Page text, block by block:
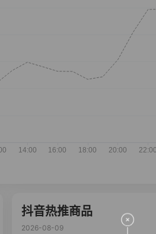
抖音热推商品
2026-08-09